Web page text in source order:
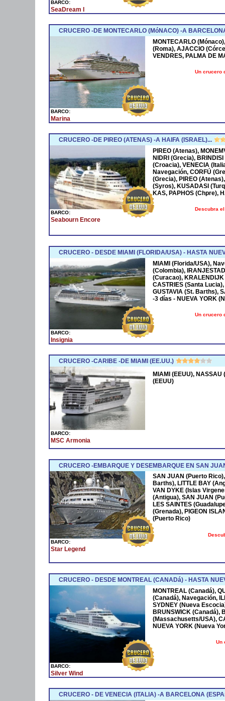
BARCO:
SeaDream I
CRUCERO -DE MONTECARLO (MóNACO) -A
BARCO:
Marina
MONTECARLO
(Roma), AJACCIO
VENDRES, PALMA DE
Un crucero
CRUCERO -DE PIREO (ATENAS) -A HAIFA (ISRAEL)...
BARCO:
Seabourn Encore
PIREO (Atenas),
NIDRI (Grecia),
(Croacia), VENECIA
Navegación, CORFÚ
(Grecia), PIREO
(Syros), KUSADASI
KAS, PAPHOS (Chpre),
Descubra
CRUCERO - DESDE MIAMI (FLORIDA/USA) - HASTA
BARCO:
Insignia
MIAMI (Florida/USA),
(Colombia),
(Curacao), KRALENDIJK
CASTRIES (Santa
GUSTAVIA (St. Barths),
-3 días - NUEVA YORK
Un crucero
CRUCERO -CARIBE -DE MIAMI (EE.UU.)
BARCO:
MSC Armonia
MIAMI (EEUU), NASSAU
(EEUU)
CRUCERO -EMBARQUE Y DESEMBARQUE EN SAN
BARCO:
Star Legend
SAN JUAN (Puerto
Barths), LITTLE BAY
VAN DYKE (Islas
(Antigua), SAN JUAN
LES SAINTES
(Grenada), PIGEON
(Puerto Rico)
CRUCERO - DESDE MONTREAL (CANADá) - HASTA
BARCO:
Silver Wind
MONTREAL (Canadá),
(Canadá), Navegación,
SYDNEY (Nueva
BRUNSWICK (Canadá),
(Massachusetts/USA),
NUEVA YORK (Nueva
Un
CRUCERO - DE VENECIA (ITALIA) -A BARCELONA